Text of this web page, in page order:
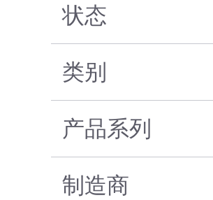
状态
类别
产品系列
制造商